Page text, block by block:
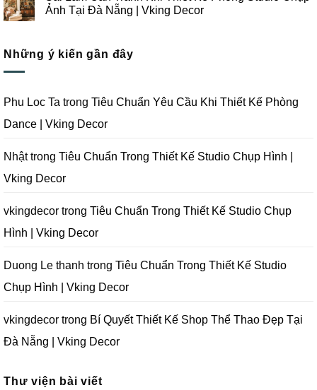
Vking
Trọn
Gói
Tại
Đà
Decor
Khi
Thiết
Trọn
Gói
Đà
Nẵng
Vking
luận
ở
Studio
Quay
Nẵng
|
Decor
Ảnh Tại Đà Nẵng | Vking Decor
luận
ở
Tránh
Khi
Kế
Chụp
Ảnh
Đà
Vking
Decor
Những ý kiến gần đây
Phu Loc Ta trong Tiêu Chuẩn Yêu Cầu Khi Thiết Kế Phòng
Dance | Vking Decor
Nhậttrong Tiêu Chuẩn Trong Thiết Kế Studio Chụp Hình |
Vking Decor
vkingdecor trong Tiêu Chuẩn Trong Thiết Kế Studio Chụp
Hình | Vking Decor
Duong Le thanh trong Tiêu Chuẩn Trong Thiết Kế Studio
Chụp Hình | Vking Decor
vkingdecor trong Bí Quyết Thiết Kế Shop Thể Thao Đẹp Tại
Đà Nẵng | Vking Decor
Thư viện bài viết